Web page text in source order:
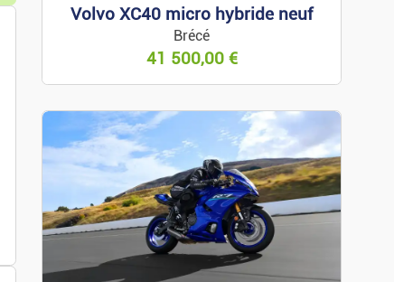
Volvo XC40 micro hybride neuf
Brécé
41 500,00 €